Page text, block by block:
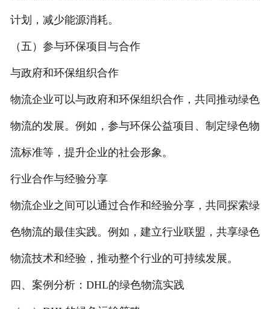
计划，减少能源消耗。
（五）参与环保项目与合作
与政府和环保组织合作
物流企业可以与政府和环保组织合作，共同推动绿色
物流的发展。例如，参与环保公益项目、制定绿色物
流标准等，提升企业的社会形象。
行业合作与经验分享
物流企业之间可以通过合作和经验分享，共同探索绿
色物流的最佳实践。例如，建立行业联盟，共享绿色
物流技术和经验，推动整个行业的可持续发展。
四、案例分析：DHL的绿色物流实践